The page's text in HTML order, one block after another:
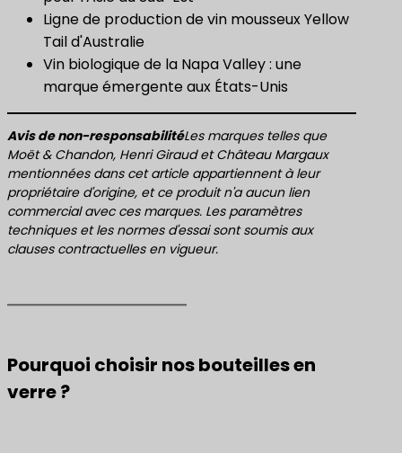
Ligne de production de vin mousseux Yellow
Tail d'Australie
Vin biologique de la Napa Valley : une
marque émergente aux États-Unis
Avis de non-responsabilitéLes marques telles que
Moët & Chandon, Henri Giraud et Château Margaux
mentionnées dans cet article appartiennent à leur
propriétaire d'origine, et ce produit n'a aucun lien
commercial avec ces marques. Les paramètres
techniques et les normes d'essai sont soumis aux
clauses contractuelles en vigueur.
Pourquoi choisir nos bouteilles en
verre ?